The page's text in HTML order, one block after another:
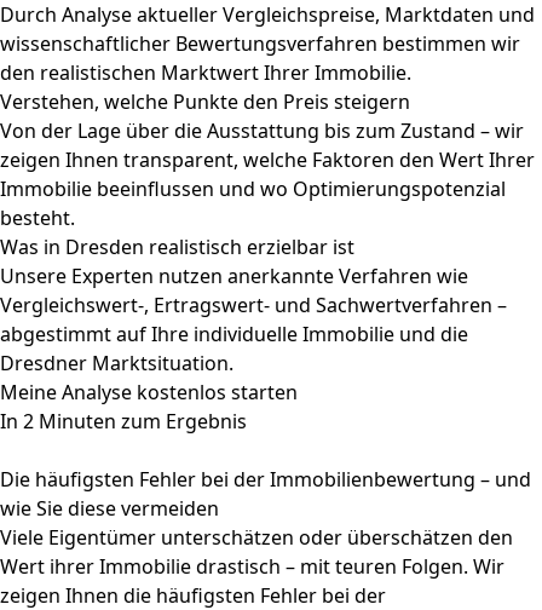
Durch Analyse aktueller Vergleichspreise, Marktdaten und
wissenschaftlicher Bewertungsverfahren bestimmen wir
den realistischen Marktwert Ihrer Immobilie.
Verstehen, welche Punkte den Preis steigern
Von der Lage über die Ausstattung bis zum Zustand – wir
zeigen Ihnen transparent, welche Faktoren den Wert Ihrer
Immobilie beeinflussen und wo Optimierungspotenzial
besteht.
Was in Dresden realistisch erzielbar ist
Unsere Experten nutzen anerkannte Verfahren wie
Vergleichswert-, Ertragswert- und Sachwertverfahren –
abgestimmt auf Ihre individuelle Immobilie und die
Dresdner Marktsituation.
Meine Analyse kostenlos starten
In 2 Minuten zum Ergebnis
Die häufigsten Fehler bei der Immobilienbewertung – und
wie Sie diese vermeiden
Viele Eigentümer unterschätzen oder überschätzen den
Wert ihrer Immobilie drastisch – mit teuren Folgen. Wir
zeigen Ihnen die häufigsten Fehler bei der